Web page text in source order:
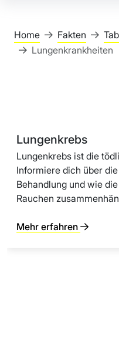
Home Fakten
Lungenkrankheiten
Lungenkrebs
Lungenkrebs ist die
Informiere dich über
Behandlung und wie
Rauchen
Mehr erfahren